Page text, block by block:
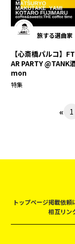
旅する選曲家
【心斎橋パルコ】
AR PARTY
mon
特集
« 1
トップページ掲載依頼
相互リン